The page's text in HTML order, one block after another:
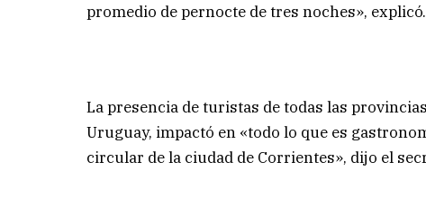
promedio de pernocte de tres noches», explicó.
La presencia de turistas de todas las
Uruguay, impactó en «todo lo que es
circular de la ciudad de Corrientes», dijo el